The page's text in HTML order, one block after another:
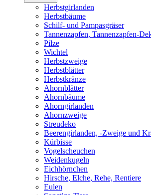
Herbstgirlanden
Herbstbäume
Schilf- und Pampasgräser
Tannenzapfen, Tannenzapfen-
Pilze
Wichtel
Herbstzweige
Herbstblätter
Herbstkränze
Ahornblätter
Ahornbäume
Ahorngirlanden
Ahornzweige
Streudeko
Beerengirlanden, -Zweige und
Kürbisse
Vogelscheuchen
Weidenkugeln
Eichhörnchen
Hirsche, Elche, Rehe, Rentiere
Eulen